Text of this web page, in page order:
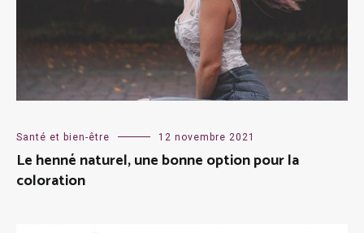
Santé et bien-être 12 novembre 2021
Le henné naturel, une bonne option pour la
coloration